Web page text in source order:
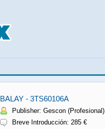
BALAY - 3TS60106A
Publisher: Gescon (Profesional)
Breve Introducción: 285 €